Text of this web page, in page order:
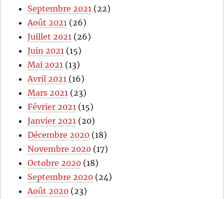
Septembre 2021 (22)
Août 2021 (26)
Juillet 2021 (26)
Juin 2021 (15)
Mai 2021 (13)
Avril 2021 (16)
Mars 2021 (23)
Février 2021 (15)
Janvier 2021 (20)
Décembre 2020 (18)
Novembre 2020 (17)
Octobre 2020 (18)
Septembre 2020 (24)
Août 2020 (23)